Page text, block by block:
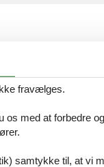
Kontakt
fravælges.
med at forbedre
samtykke til, at vi